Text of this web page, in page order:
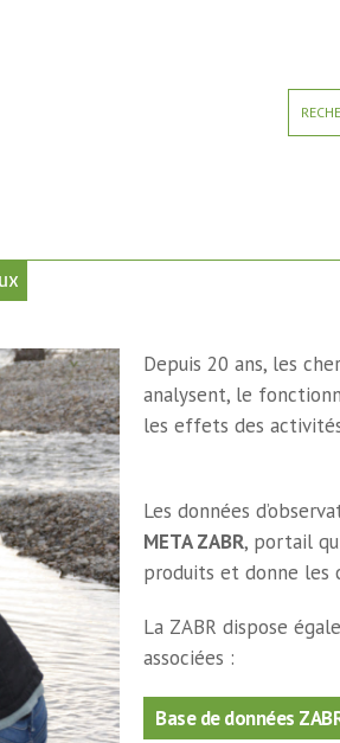
Depuis 20 ans, les
analysent, le
les effets des
Les données
META ZABR, portail
produits et donne les
La ZABR dispose
associées :
Base de données